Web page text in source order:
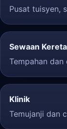
Pusat tuisyen,
Sewaan Kereta
Tempahan dan
Klinik
Temujanji dan